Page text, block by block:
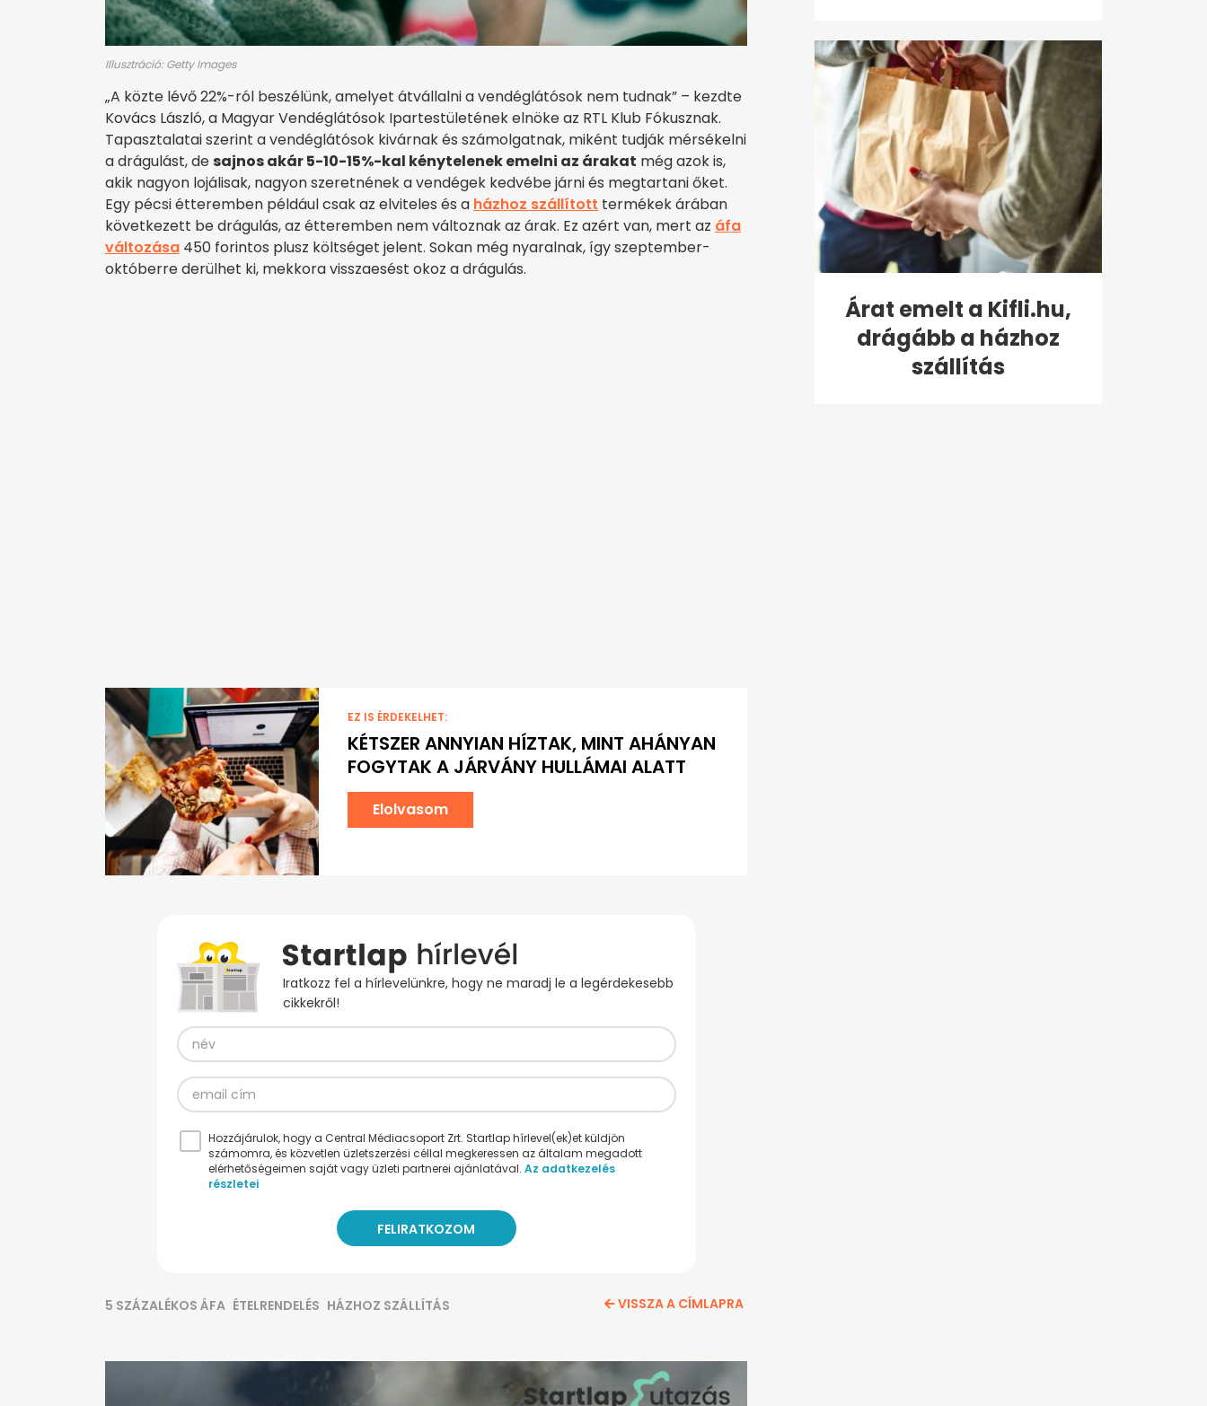
Illusztráció: Getty Images
„A közte lévő 22%-ról beszélünk, amelyet átvállalni a vendéglátósok nem tudnak” – kezdte
Kovács László, a Magyar Vendéglátósok Ipartestületének elnöke az RTL Klub Fókusznak.
Tapasztalatai szerint a vendéglátósok kivárnak és számolgatnak, miként tudják mérsékelni
a drágulást, de sajnos akár 5-10-15%-kal kénytelenek emelni az árakat még azok is,
akik nagyon lojálisak, nagyon szeretnének a vendégek kedvébe járni és megtartani őket.
Egy pécsi étteremben például csak az elviteles és a házhoz szállított termékek árában
következett be drágulás, az étteremben nem változnak az árak. Ez azért van, mert az áfa
változása 450 forintos plusz költséget jelent. Sokan még nyaralnak, így szeptember-
októberre derülhet ki, mekkora visszaesést okoz a drágulás.
EZ IS ÉRDEKELHET:
KÉTSZER ANNYIAN HÍZTAK, MINT AHÁNYAN
FOGYTAK A JÁRVÁNY HULLÁMAI ALATT
Elolvasom
Iratkozz fel a hírlevelünkre, hogy ne maradj le a legérdekesebb
cikkekről!
Hozzájárulok, hogy a Central Médiacsoport Zrt. Startlap hírlevel(ek)et küldjön
számomra, és közvetlen üzletszerzési céllal megkeressen az általam megadott
elérhetőségeimen saját vagy üzleti partnerei ajánlatával. Az adatkezelés
részletei
5 SZÁZALÉKOS ÁFA ÉTELRENDELÉS HÁZHOZ SZÁLLÍTÁS VISSZA A CÍMLAPRA
Árat emelt a Kifli.hu,
drágább a házhoz
szállítás